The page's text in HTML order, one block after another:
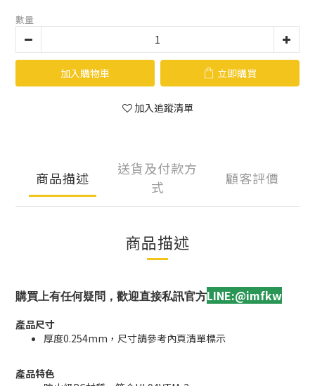
數量
加入購物車 立即購買
加入追蹤清單
商品描述
送貨及付款方
式
顧客評價
商品描述
購買上有任何疑問，歡迎直接私訊官方LINE:@imfkw
產品尺寸
厚度0.254mm，尺寸請參考內頁清單標示
產品特色